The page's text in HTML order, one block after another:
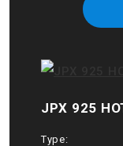
JPX 925
Type: